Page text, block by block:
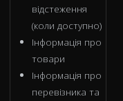
відстеження
(коли доступно)
Інформація про
товари
Інформація про
перевізника та